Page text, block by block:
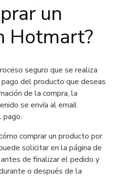
un
Hotmart?
seguro que se realiza
del producto que deseas
de la compra, la
se envía al email
pago.
comprar un producto por
solicitar en la página de
de finalizar el pedido y
o después de la